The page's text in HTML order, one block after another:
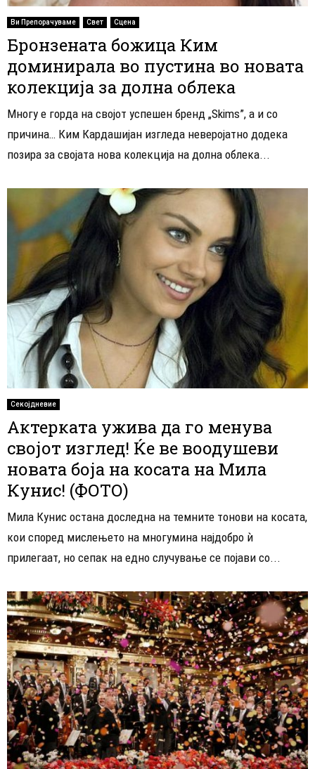
Ви Препорачуваме Свет Сцена
Бронзената божица Ким
доминирала во пустина во новата
колекција за долна облека
Многу е горда на својот успешен бренд „Skims”, а и со
причина… Ким Кардашијан изгледа неверојатно додека
позира за својата нова колекција на долна облека...
Секојдневие
Актерката ужива да го менува
својот изглед! Ќе ве воодушеви
новата боја на косата на Мила
Кунис! (ФОТО)
Мила Кунис остана доследна на темните тонови на косата,
кои според мислењето на многумина најдобро ѝ
прилегаат, но сепак на едно случување се појави со...